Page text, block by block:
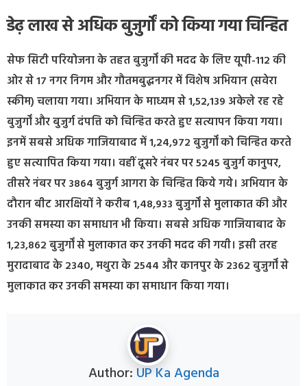
डेढ़ लाख से अधिक बुजुर्गों को किया गया चिन्हित
सेफ सिटी परियोजना के तहत बुजुर्गों की मदद के लिए यूपी-112 की
ओर से 17 नगर निगम और गौतमबुद्धनगर में विशेष अभियान (सवेरा
स्कीम) चलाया गया। अभियान के माध्यम से 1,52,139 अकेले रह रहे
बुजुर्गों और बुजुर्ग दंपत्ति को चिन्हित करते हुए सत्यापन किया गया।
इनमें सबसे अधिक गाजियाबाद में 1,24,972 बुजुर्गों को चिन्हित करते
हुए सत्यापित किया गया। वहीं दूसरे नंबर पर 5245 बुजुर्ग कानुपर,
तीसरे नंबर पर 3864 बुजुर्ग आगरा के चिन्हित किये गये। अभियान के
दौरान बीट आरक्षियों ने करीब 1,48,933 बुजुर्गों से मुलाकात की और
उनकी समस्या का समाधान भी किया। सबसे अधिक गाजियाबाद के
1,23,862 बुजुर्गों से मुलाकात कर उनकी मदद की गयी। इसी तरह
मुरादाबाद के 2340, मथुरा के 2544 और कानपुर के 2362 बुजुर्गों से
मुलाकात कर उनकी समस्या का समाधान किया गया।
Author: UP Ka Agenda